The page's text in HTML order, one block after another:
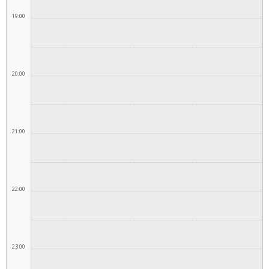
19:00
20:00
21:00
22:00
23:00